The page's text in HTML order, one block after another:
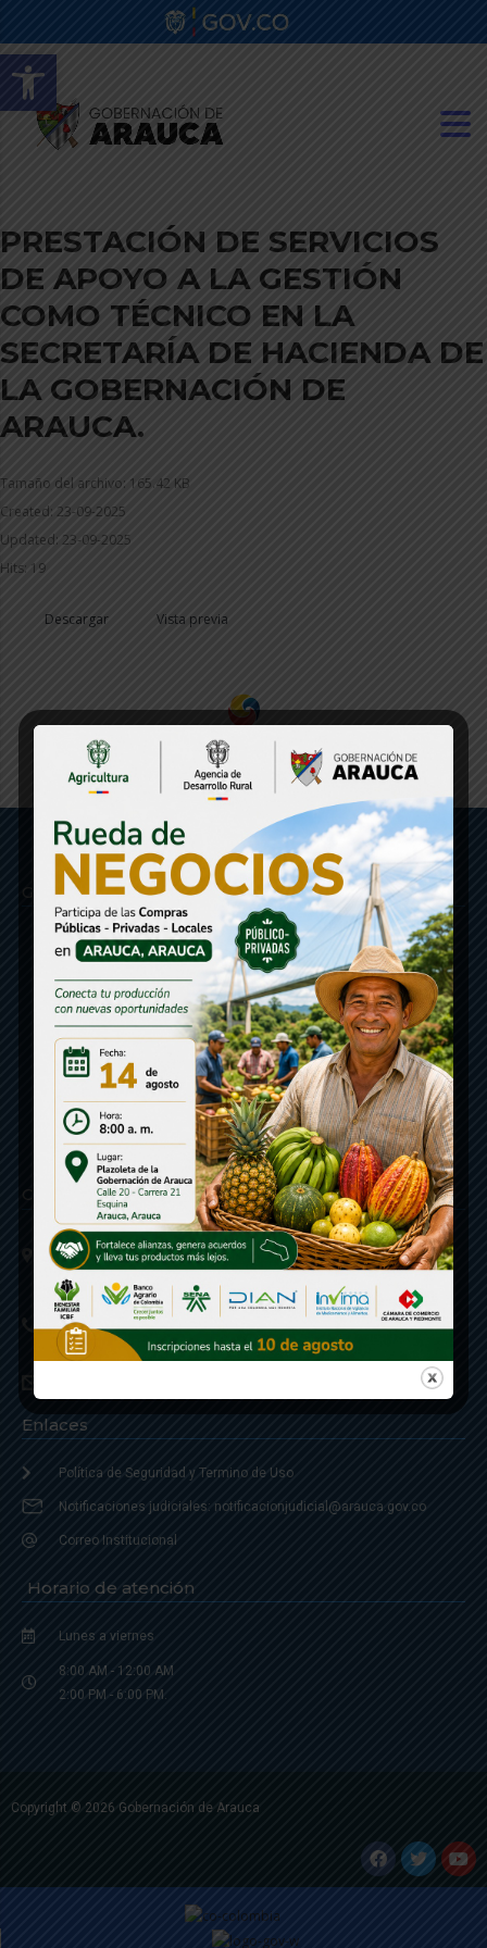
Abrir barra de herramientas
PRESTACIÓN DE SERVICIOS
DE APOYO A LA GESTIÓN
COMO TÉCNICO EN LA
SECRETARÍA DE HACIENDA DE
LA GOBERNACIÓN DE
ARAUCA.
Tamaño del archivo: 165.42 KB
Created: 23-09-2025
Updated: 23-09-2025
Hits: 19
Descargar Vista previa
Gobernación de Arauca
Contáctenos
Calle 20 - Carrera 21 Esquina
Código postal 810001
Linea de Servicio a la Ciudadania: 57- 6078851946
Linea Anticorrupción: 607885 3374
Enlaces
Política de Seguridad y Termino de Uso
Notificaciones judiciales: notificacionjudicial@arauca.gov.co
Correo Institucional
Horario de atención
Lunes a viernes
8:00 AM - 12:00 AM
2:00 PM - 6:00 PM.
Copyright © 2026 Gobernación de Arauca